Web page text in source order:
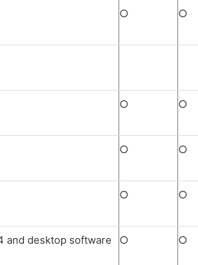
○ ○
○ ○
○ ○
○ ○
and desktop software ○ ○